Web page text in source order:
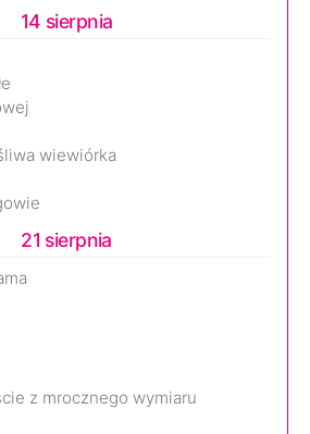
14 sierpnia
wiewiórka
21 sierpnia
z mrocznego wymiaru